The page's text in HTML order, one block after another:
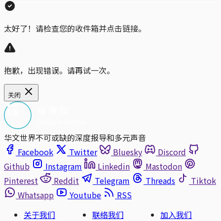
太好了！请检查您的收件箱并点击链接。
抱歉，出现错误。请再试一次。
关闭
华文世界不可或缺的深度报导和多元声音
Facebook
Twitter Bluesky
Discord
Github
Instagram Linkedin
Mastodon
Pinterest
Reddit Telegram Threads
Tiktok
Whatsapp
Youtube
RSS
关于我们
联络我们
加入我们